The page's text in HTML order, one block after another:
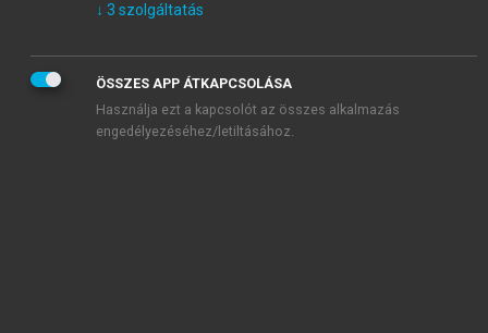
KIPRÓBÁLOM
↓ 3 szolgáltatás
ÖSSZES APP ÁTKAPCSOLÁSA
Használja ezt a kapcsolót az összes alkalmazás
engedélyezéséhez/letiltásához.